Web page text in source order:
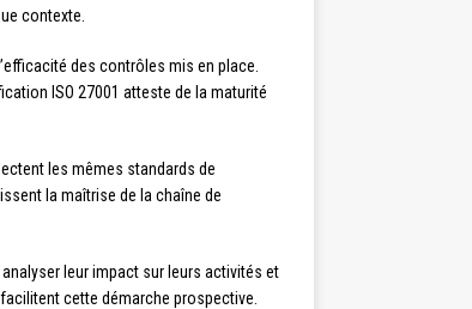
contexte.
des contrôles mis en place.
ISO 27001 atteste de la maturité
les mêmes standards de
la maîtrise de la chaîne de
leur impact sur leurs activités et
cette démarche prospective.